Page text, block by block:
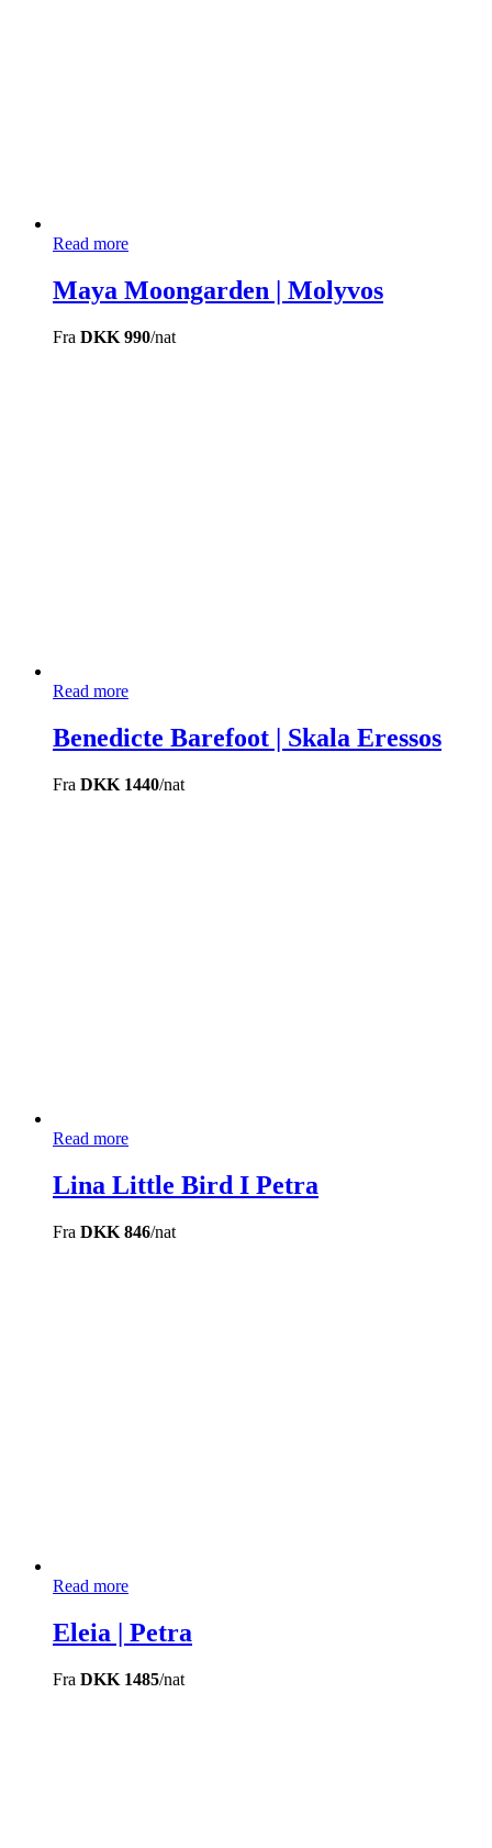
Read more
Maya Moongarden | Molyvos
Fra DKK 990/nat
Read more
Benedicte Barefoot | Skala Eressos
Fra DKK 1440/nat
Read more
Lina Little Bird I Petra
Fra DKK 846/nat
Read more
Eleia | Petra
Fra DKK 1485/nat